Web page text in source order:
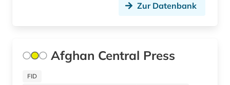
Zur Datenbank
Afghan Central Press
FID